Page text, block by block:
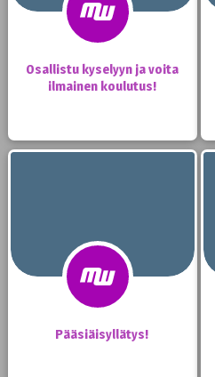
Osallistu kyselyyn ja voita
ilmainen koulutus!
Pääsiäisyllätys!